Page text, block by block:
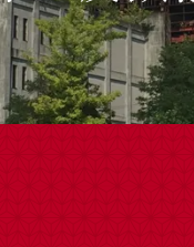
地域ストーリー